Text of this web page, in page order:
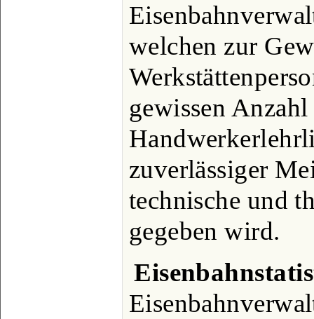
welchen zur
gewissen
zuverlässiger
technische und
gegeben wird.